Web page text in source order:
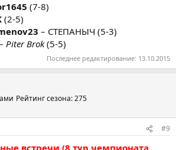
(7-8)
(2-5)
– СТЕПАНЫЧ (5-3)
Piter Brok(5-5)
Последнее редактирование: 13.10.2015
Рейтинг сезона: 275
#9
встречи (8 тур чемпионата